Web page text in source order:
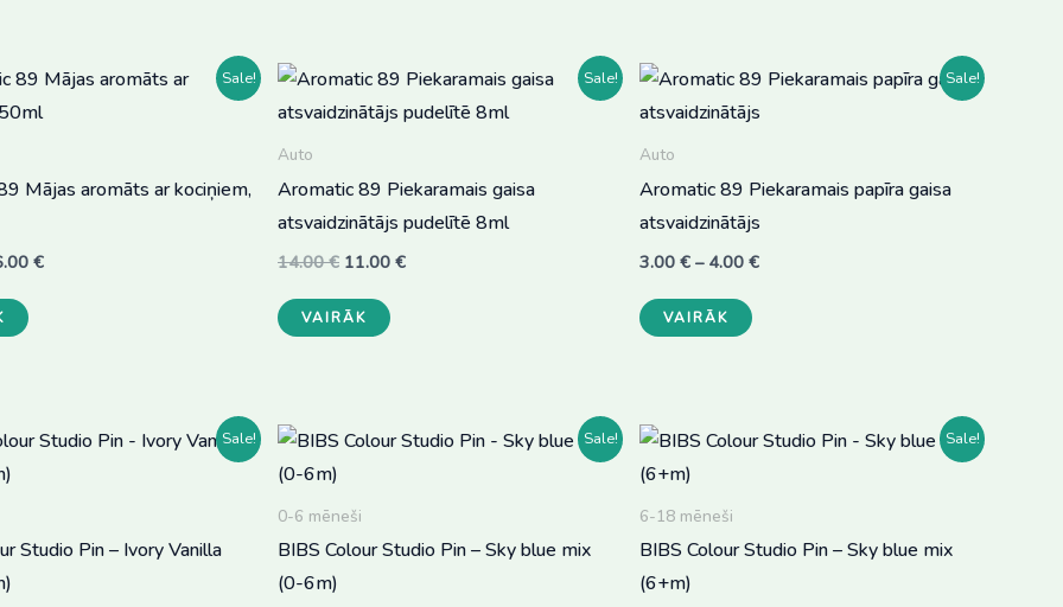
Sale!
Mājas aromāts ar kociņiem,
€.
€Current
product
variants.
be
Sale!
Auto
Aromatic 89 Piekaramais gaisa
atsvaidzinātājs pudelītē 8ml
14.00€ Original
was:
14.00 €.
11.00 €Current
VAIRĀK
product
variants.
be
Sale!
Auto
Aromatic 89 Piekaramais papīra gaisa
atsvaidzinātājs
3.00 € – 4.00 €Price
VAIRĀK
product
variants.
be
Sale!
Studio Pin – Ivory Vanilla
Sale!
0-6 mēneši
BIBS Colour Studio Pin – Sky blue mix
(0-6m)
Sale!
6-18 mēneši
BIBS Colour Studio Pin – Sky blue mix
(6+m)